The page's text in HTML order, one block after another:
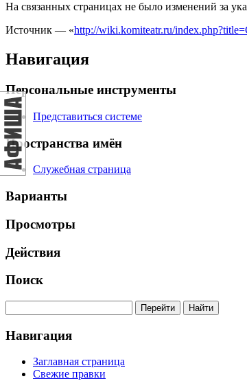
На связанных страницах не было изменений за
Источник — «http://wiki.komiteatr.ru/
Навигация
Персональные инструменты
Представиться системе
Пространства имён
Служебная страница
Варианты
Просмотры
Действия
Поиск
Навигация
Заглавная страница
Свежие правки